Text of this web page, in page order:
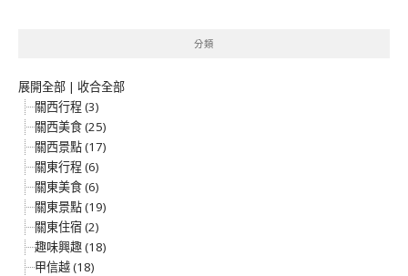
分類
展開全部 | 收合全部
關西行程 (3)
關西美食 (25)
關西景點 (17)
關東行程 (6)
關東美食 (6)
關東景點 (19)
關東住宿 (2)
趣味興趣 (18)
甲信越 (18)